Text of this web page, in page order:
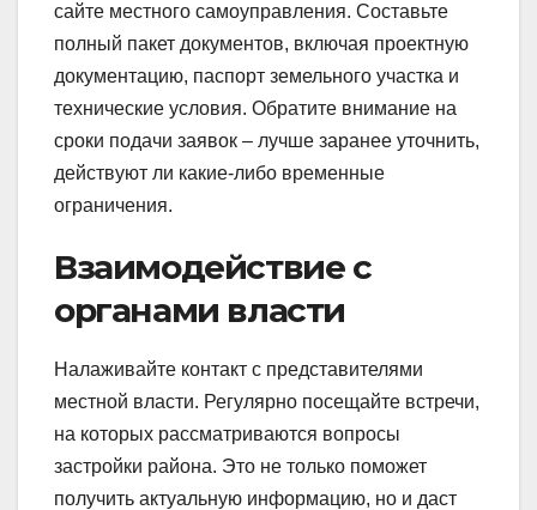
сайте местного самоуправления. Составьте
полный пакет документов, включая проектную
документацию, паспорт земельного участка и
технические условия. Обратите внимание на
сроки подачи заявок – лучше заранее уточнить,
действуют ли какие-либо временные
ограничения.
Взаимодействие с
органами власти
Налаживайте контакт с представителями
местной власти. Регулярно посещайте встречи,
на которых рассматриваются вопросы
застройки района. Это не только поможет
получить актуальную информацию, но и даст